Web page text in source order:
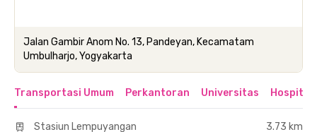
Jalan Gambir Anom No. 13, Pandeyan, Kecamatam
Umbulharjo, Yogyakarta
Transportasi Umum Perkantoran Universitas Hospital
Stasiun Lempuyangan
3.73 km